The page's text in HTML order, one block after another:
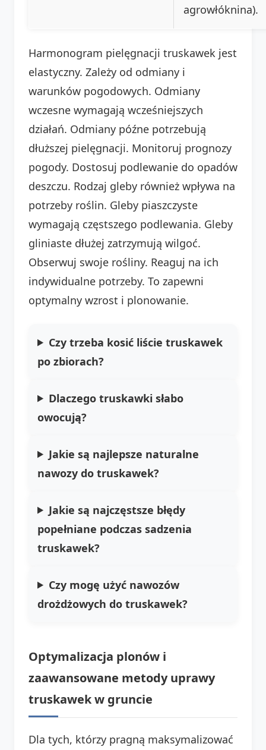
agrowłóknina).
Harmonogram pielęgnacji truskawek jest
elastyczny. Zależy od odmiany i
warunków pogodowych. Odmiany
wczesne wymagają wcześniejszych
działań. Odmiany późne potrzebują
dłuższej pielęgnacji. Monitoruj prognozy
pogody. Dostosuj podlewanie do opadów
deszczu. Rodzaj gleby również wpływa na
potrzeby roślin. Gleby piaszczyste
wymagają częstszego podlewania. Gleby
gliniaste dłużej zatrzymują wilgoć.
Obserwuj swoje rośliny. Reaguj na ich
indywidualne potrzeby. To zapewni
optymalny wzrost i plonowanie.
Czy trzeba kosić liście truskawek
po zbiorach?
Dlaczego truskawki słabo
owocują?
Jakie są najlepsze naturalne
nawozy do truskawek?
Jakie są najczęstsze błędy
popełniane podczas sadzenia
truskawek?
Czy mogę użyć nawozów
drożdżowych do truskawek?
Optymalizacja plonów i
zaawansowane metodyuprawy
truskawek w gruncie
Dla tych, którzy pragną maksymalizować